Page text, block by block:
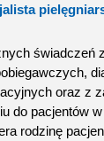
świadczeń
oraz z
do pacjentów
rodzinę